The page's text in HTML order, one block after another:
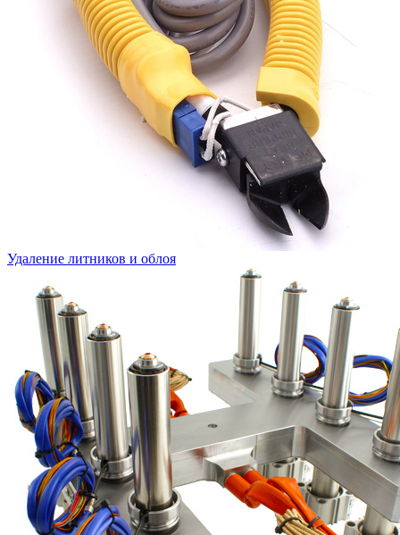
Удаление литников и облоя